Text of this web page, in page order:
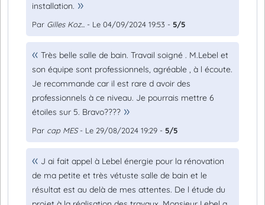
installation.
Par Gilles Koz... - Le 04/09/2024 19:53 - 5/5
Très belle salle de bain. Travail soigné . M.Lebel et
son équipe sont professionnels, agréable , à l écoute.
Je recommande car il est rare d avoir des
professionnels à ce niveau. Je pourrais mettre 6
étoiles sur 5. Bravo????
Par cap MES- Le 29/08/2024 19:29 - 5/5
J ai fait appel à Lebel énergie pour la rénovation
de ma petite et très vétuste salle de bain et le
résultat est au delà de mes attentes. De l étude du